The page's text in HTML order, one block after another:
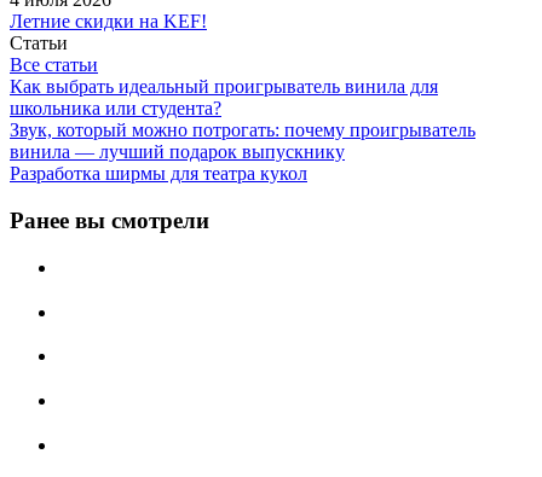
Летние скидки на KEF!
Статьи
Все статьи
Как выбрать идеальный проигрыватель винила для
школьника или студента?
Звук, который можно потрогать: почему проигрыватель
винила — лучший подарок выпускнику
Разработка ширмы для театра кукол
Ранее вы смотрели